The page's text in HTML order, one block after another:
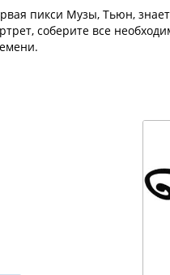
пикси Музы, Тьюн,
соберите все